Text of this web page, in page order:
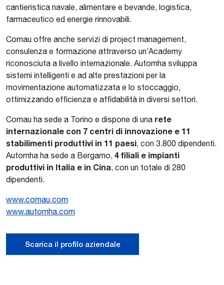
cantieristica navale, alimentare e bevande, logistica,
farmaceutico ed energie rinnovabili.
Comau offre anche servizi di project management,
consulenza e formazione attraverso un’Academy
riconosciuta a livello internazionale. Automha sviluppa
sistemi intelligenti e ad alte prestazioni per la
movimentazione automatizzata e lo stoccaggio,
ottimizzando efficienza e affidabilità in diversi settori.
Comau ha sede a Torino e dispone di una rete
internazionale con 7 centri di innovazione e 11
stabilimenti produttivi in 11 paesi, con 3.800 dipendenti.
Automha ha sede a Bergamo, 4 filiali e impianti
produttivi in Italia e in Cina, con un totale di 280
dipendenti.
www.comau.com
www.automha.com
Scarica il profilo aziendale